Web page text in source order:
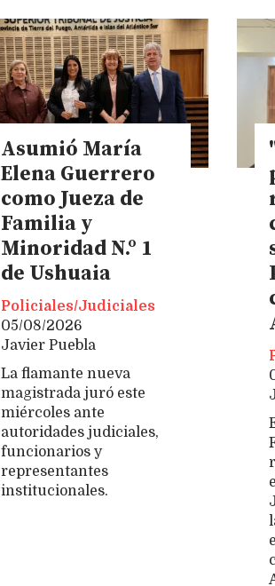
Asumió María
Elena Guerrero
como Jueza de
Familia y
Minoridad N.º 1
de Ushuaia
Javier Puebla
Policiales/Judiciales
05/08/2026
La flamante nueva
magistrada juró este
miércoles ante
autoridades judiciales,
funcionarios y
representantes
institucionales.